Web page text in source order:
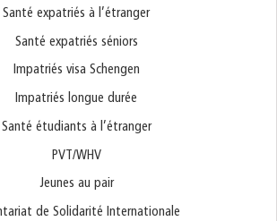
Santé expatriés à l’étranger
Santé expatriés séniors
Impatriés visa Schengen
Impatriés longue durée
Santé étudiants à l’étranger
PVT/WHV
Jeunes au pair
de Solidarité Internationale